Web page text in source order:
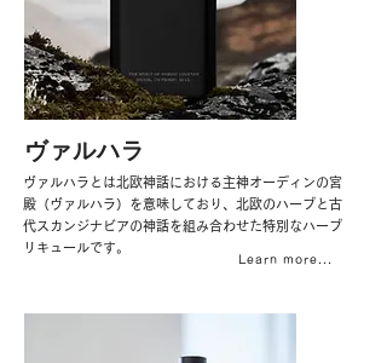
ヴァルハラ
ヴァルハラとは北欧神話における主神オーディンの宮
殿（ヴァルハラ）を意味しており、北欧のハーブと古
代スカンジナビアの神話を組み合わせた特別なハーブ
リキュールです。
Learn more...